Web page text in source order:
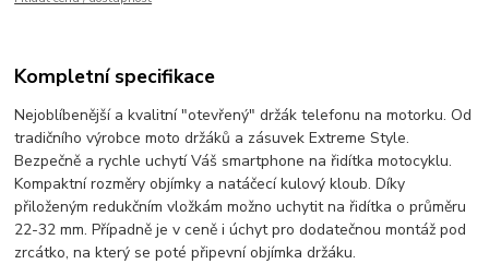
Kompletní specifikace
Nejoblíbenější a kvalitní "otevřený" držák telefonu na motorku. Od
tradičního výrobce moto držáků a zásuvek Extreme Style.
Bezpečně a rychle uchytí Váš smartphone na řidítka motocyklu.
Kompaktní rozměry objímky a natáčecí kulový kloub. Díky
přiloženým redukčním vložkám možno uchytit na řidítka o průměru
22-32 mm. Případně je v ceně i úchyt pro dodatečnou montáž pod
zrcátko, na který se poté připevní objímka držáku.